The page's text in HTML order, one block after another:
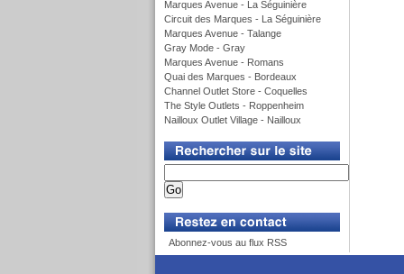
Marques Avenue - La Séguinière
Circuit des Marques - La Séguinière
Marques Avenue - Talange
Gray Mode - Gray
Marques Avenue - Romans
Quai des Marques - Bordeaux
Channel Outlet Store - Coquelles
The Style Outlets - Roppenheim
Nailloux Outlet Village - Nailloux
Abonnez-vous au flux RSS